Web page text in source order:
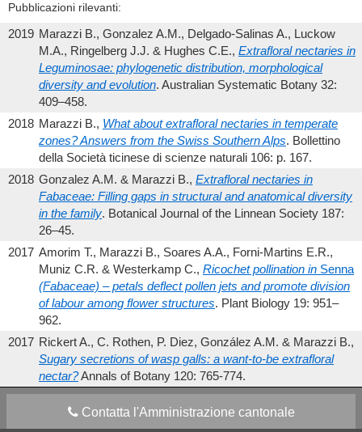
Pubblicazioni rilevanti:
2019 Marazzi B., Gonzalez A.M., Delgado-Salinas A., Luckow
M.A., Ringelberg J.J. & Hughes C.E., Extrafloral nectaries in
Leguminosae: phylogenetic distribution, morphological
diversity and evolution. Australian Systematic Botany 32:
409–458.
2018 Marazzi B., What about extrafloral nectaries in temperate
zones? Answers from the Swiss Southern Alps. Bollettino
della Società ticinese di scienze naturali 106: p. 167.
2018 Gonzalez A.M. & Marazzi B., Extrafloral nectaries in
Fabaceae: Filling gaps in structural and anatomical diversity
in the family. Botanical Journal of the Linnean Society 187:
26–45.
2017 Amorim T., Marazzi B., Soares A.A., Forni-Martins E.R.,
Muniz C.R. & Westerkamp C., Ricochet pollination in Senna
(Fabaceae) – petals deflect pollen jets and promote division
of labour among flower structures. Plant Biology 19: 951–
962.
2017 Rickert A., C. Rothen, P. Diez, González A.M. & Marazzi B.,
Sugary secretions of wasp galls: a want-to-be extrafloral
nectar?Annals of Botany 120: 765-774.
Contatta l'Amministrazione cantonale